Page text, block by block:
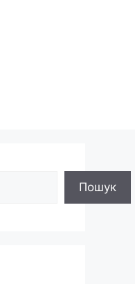
Пошук